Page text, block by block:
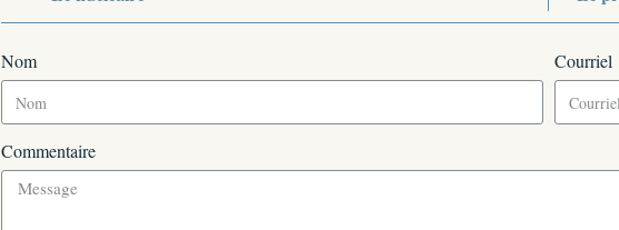
Nom Courriel
Commentaire